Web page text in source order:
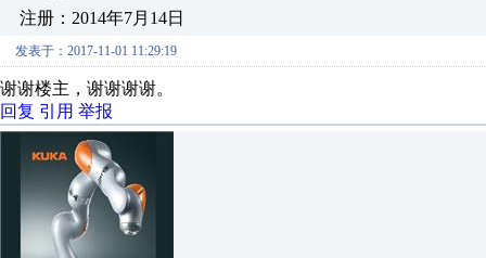
注册：2014年7月14日
发表于：2017-11-01 11:29:19
谢谢楼主，谢谢谢谢。
回复 引用 举报